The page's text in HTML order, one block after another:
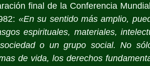
final de la Conferencia
«En su sentido más amplio,
espirituales, materiales,
o un grupo social. No
de vida, los derechos